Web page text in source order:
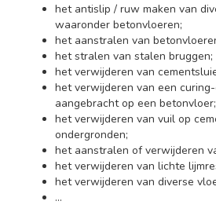
het antislip / ruw maken van
waaronder betonvloeren;
het aanstralen van
het stralen van stalen bruggen;
het verwijderen van
het verwijderen van een
aangebracht op een betonvloer;
het verwijderen van vuil op
ondergronden;
het aanstralen of verwijderen
het verwijderen van lichte
het verwijderen van diverse
...